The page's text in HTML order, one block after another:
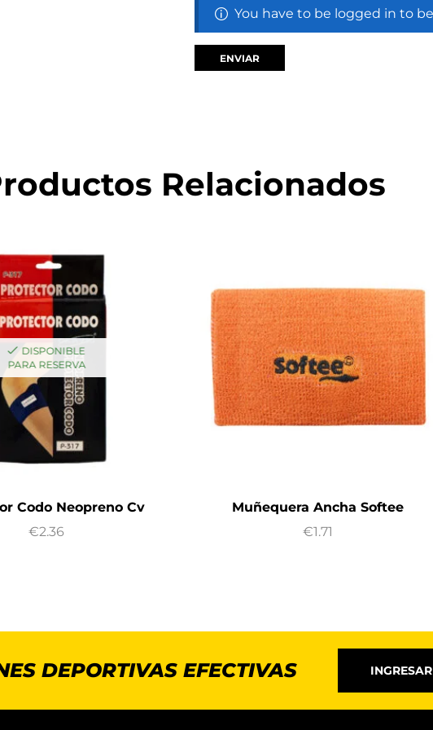
You have to be logged in to
Relacionados
DISPONIBLE
PARA RESERVA
Codo Neopreno Cv
€2.36
Muñequera Ancha Softee
€1.71
DEPORTIVAS EFECTIVAS INGRESAR